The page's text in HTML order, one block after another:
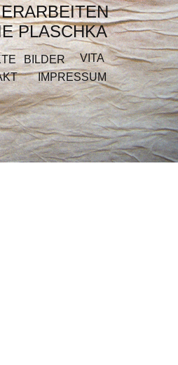
VITA
BILDER
IMPRESSUM
PLASCHKA